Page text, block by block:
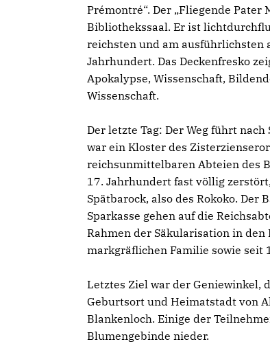
Prémontré“. Der „Fliegende
Bibliothekssaal. Er ist
reichsten und am ausführlichsten
Jahrhundert. Das Deckenfresko
Apokalypse, Wissenschaft,
Wissenschaft.
Der letzte Tag: Der Weg führt
war ein Kloster des
reichsunmittelbaren Abteien des
17. Jahrhundert fast völlig
Spätbarock, also des Rokoko.
Sparkasse gehen auf die
Rahmen der Säkularisation in
markgräflichen Familie sowie seit
Letztes Ziel war der Geniewinkel,
Geburtsort und Heimatstadt von
Blankenloch. Einige der
Blumengebinde nieder.